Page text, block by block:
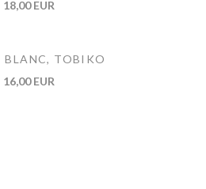
18,00 EUR
BLANC, TOBIKO
16,00 EUR